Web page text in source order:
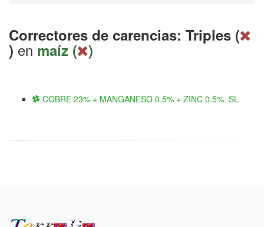
Correctores de carencias: Triples (
) en maíz ( )
COBRE 23% + MANGANESO 0.5% + ZINC 0.5%. SL